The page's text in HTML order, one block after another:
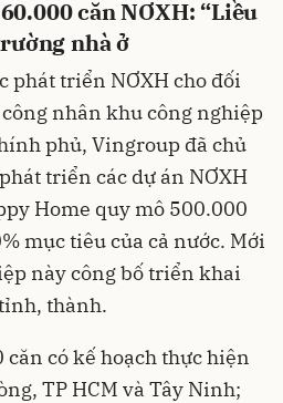
căn NƠXH: “Liều
nhà ở
phát triển NƠXH cho đối
nhân khu công nghiệp
phủ, Vingroup đã chủ
triển các dự án NƠXH
Home quy mô 500.000
mục tiêu của cả nước. Mới
này công bố triển khai
thành.
có kế hoạch thực hiện
TP HCM và Tây Ninh;